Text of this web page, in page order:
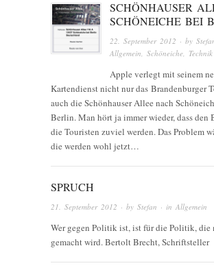
SCHÖNHAUSER
SCHÖNEICHE BEI
22. September 2012 · by
Allgemein,Schöneiche, Technik
Apple verlegt mit seinem
Kartendienst nicht nur das Brandenburger
auch die Schönhauser Allee nach
Berlin. Man hört ja immer wieder, dass den
die Touristen zuviel werden. Das Problem
die werden wohl jetzt…
SPRUCH
21. September 2012 · by Stefan · in Allgemein
Wer gegen Politik ist, ist für die Politik, die
gemacht wird. Bertolt Brecht, Schriftsteller